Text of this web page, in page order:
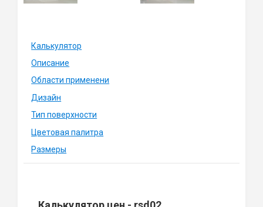
Калькулятор
Описание
Области применени
Дизайн
Тип поверхности
Цветовая палитра
Размеры